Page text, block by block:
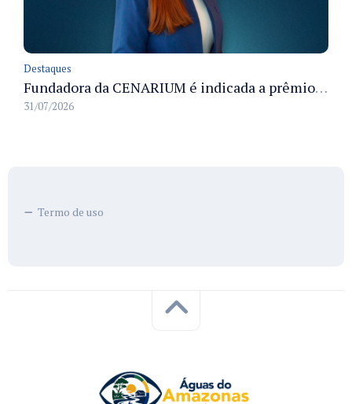
Destaques
Fundadora da CENARIUM é indicada a prêmio 100+ Jornalistas Admirados
31/07/2026
Termo de uso